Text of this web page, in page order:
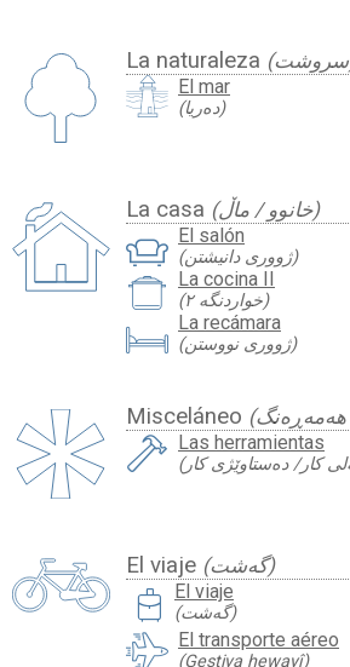
La naturaleza
El mar
(دەریا)
La casa (خانوو / ماڵ)
El salón
(ژووری دانیشتن)
La cocina II
(خواردنگە ٢)
La recámara
(ژووری نووستن)
Misceláneo
Las herramientas
El viaje (گەشت)
travel_luggage_and_bags El viaje
(گەشت)
El transporte aéreo
(Geştiya hewayî)